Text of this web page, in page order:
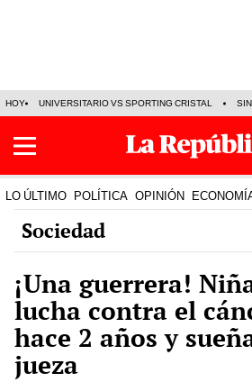
HOY UNIVERSITARIO VS SPORTING CRISTAL
LO ÚLTIMO POLÍTICA OPINIÓN
Sociedad
¡Una guerrera!
lucha contra el
hace 2 años y
jueza